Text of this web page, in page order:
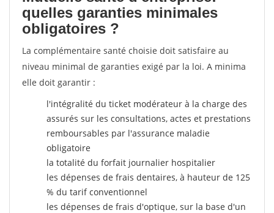
quelles garanties minimales
obligatoires ?
La complémentaire santé choisie doit satisfaire au
niveau minimal de garanties exigé par la loi. A minima
elle doit garantir :
l'intégralité du ticket modérateur à la charge des
assurés sur les consultations, actes et prestations
remboursables par l'assurance maladie
obligatoire
la totalité du forfait journalier hospitalier
les dépenses de frais dentaires, à hauteur de 125
% du tarif conventionnel
les dépenses de frais d'optique, sur la base d'un